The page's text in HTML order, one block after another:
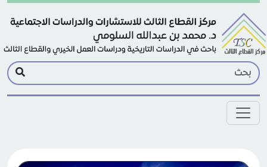
Skip to main content